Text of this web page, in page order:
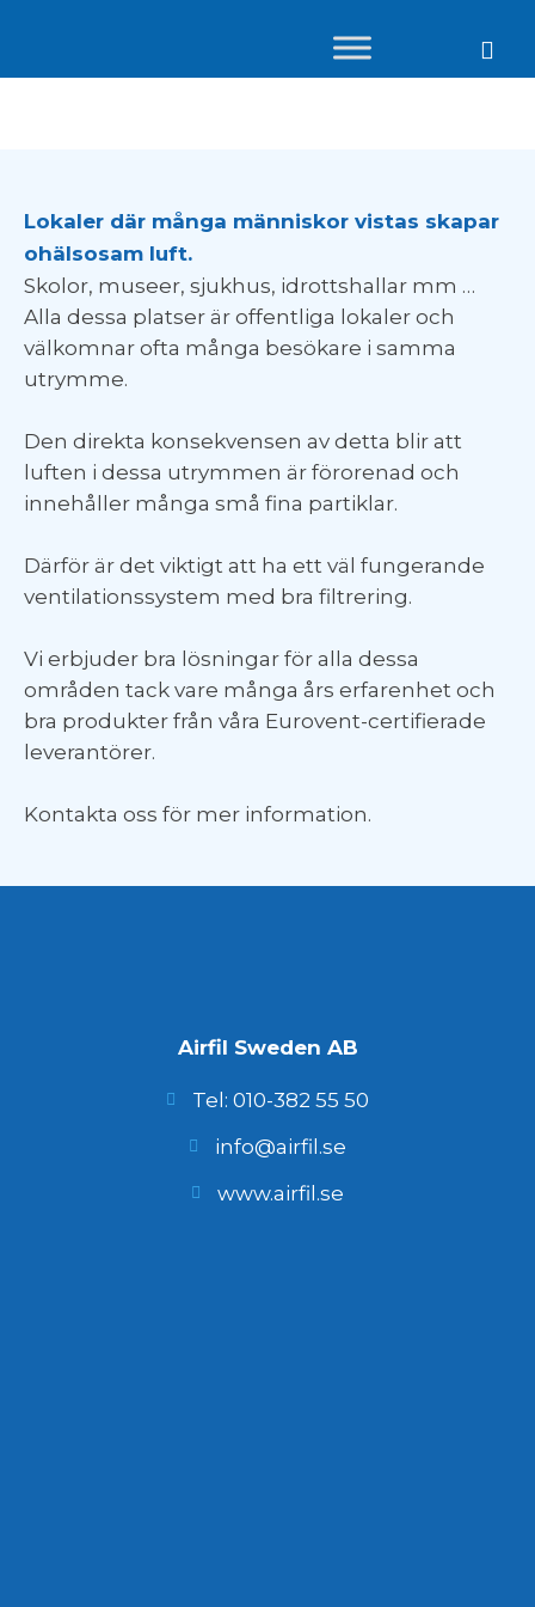
Lokaler där många människor vistas skapar
ohälsosam luft.
Skolor, museer, sjukhus, idrottshallar mm …
Alla dessa platser är offentliga lokaler och
välkomnar ofta många besökare i samma
utrymme.
Den direkta konsekvensen av detta blir att
luften i dessa utrymmen är förorenad och
innehåller många små fina partiklar.
Därför är det viktigt att ha ett väl fungerande
ventilationssystem med bra filtrering.
Vi erbjuder bra lösningar för alla dessa
områden tack vare många års erfarenhet och
bra produkter från våra Eurovent-certifierade
leverantörer.
Kontakta oss för mer information.
Airfil Sweden AB
Tel: 010-382 55 50
info@airfil.se
www.airfil.se